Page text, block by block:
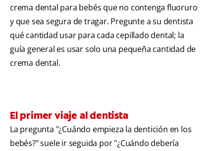
crema dental para bebés que no contenga fluoruro
y que sea segura de tragar. Pregunte a su dentista
qué cantidad usar para cada cepillado dental; la
guía general es usar solo una pequeña cantidad de
crema dental.
El primer viaje al dentista
La pregunta "¿Cuándo empieza la dentición en los
bebés?" suele ir seguida por "¿Cuándo debería